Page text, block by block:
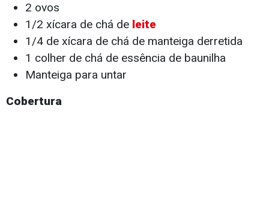
2 ovos
1/2 xícara de chá de leite
1/4 de xícara de chá de manteiga derretida
1 colher de chá de essência de baunilha
Manteiga para untar
Cobertura